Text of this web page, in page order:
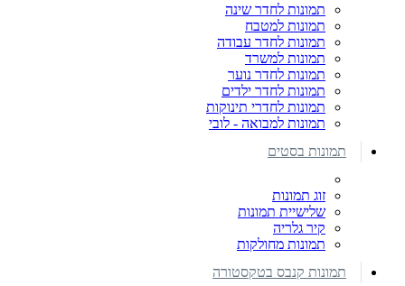
תמונות לחדר שינה
תמונות למטבח
תמונות לחדר עבודה
תמונות למשרד
תמונות לחדר נוער
תמונות לחדר ילדים
תמונות לחדרי תינוקות
תמונות למבואה - לובי
תמונות בסטים
זוג תמונות
שלישיית תמונות
קיר גלריה
תמונות מחולקות
תמונות קנבס בטקסטורה